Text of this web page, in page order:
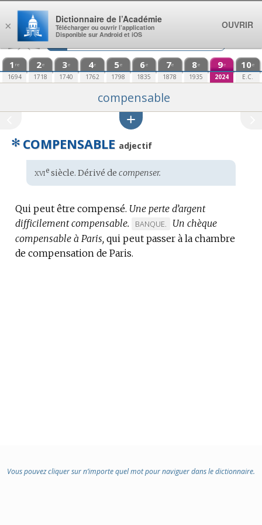
Aller au contenu
1 re
1694
2e
1718
3e
1740
4e
1762
5e
1798
6e
1835
7e
1878
8e
1935
9e
2024
10e
E.C.
compensable
✻ COMPENSABLE adjectif
Étymologie
:
xviesiècle. Dérivé de compenser.
Qui peut être compensé. Une perte d’argent
difficilement compensable.
MARQUE
DE
BANQUE.
Un chèque
compensable à Paris, qui peut passer à la chambre
de compensation de Paris.
Vous pouvez cliquer sur n’importe quel mot pour naviguer dans le dictionnaire.
×
Dictionnaire de l’Académie
Télécharger ou ouvrir l’application
Disponible sur Android et iOS
OUVRIR